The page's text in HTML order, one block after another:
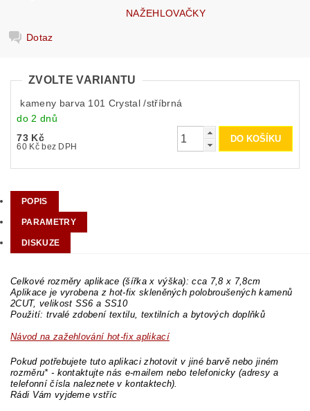
NAŽEHLOVAČKY
Dotaz
ZVOLTE VARIANTU
kameny barva 101 Crystal /stříbrná
do 2 dnů
73 Kč
60 Kč bez DPH
POPIS
PARAMETRY
DISKUZE
Celkové rozměry aplikace (šířka x výška): cca 7,8 x 7,8cm
Aplikace je vyrobena z hot-fix skleněných polobroušených kamenů
2CUT, velikost SS6 a SS10
Použití: trvalé zdobení textilu, textilních a bytových doplňků
Návod na zažehlování hot-fix aplikací
Pokud potřebujete tuto aplikaci zhotovit v jiné barvě nebo jiném
rozměru* - kontaktujte nás e-mailem nebo telefonicky (adresy a
telefonní čísla naleznete v kontaktech).
Rádi Vám vyjdeme vstříc